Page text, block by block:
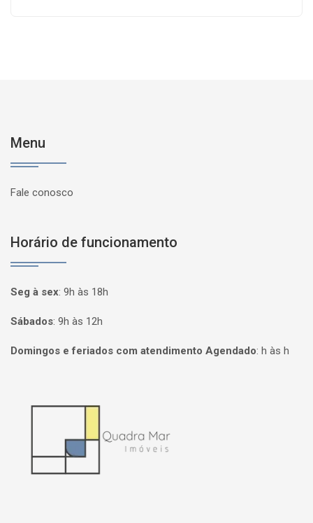
Menu
Fale conosco
Horário de funcionamento
Seg à sex: 9h às 18h
Sábados: 9h às 12h
Domingos e feriados com atendimento Agendado: h às h